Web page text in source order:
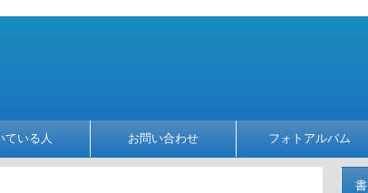
ている人 お問い合わせ フォトアルバム